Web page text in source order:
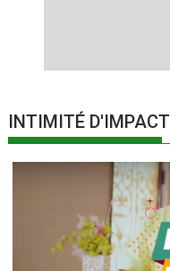
INTIMITÉ D'IMPACT